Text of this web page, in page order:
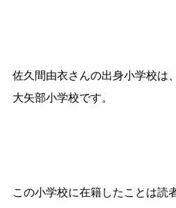
佐久間由衣さんの出身小学校は
大矢部小学校です。
この小学校に在籍したことは読